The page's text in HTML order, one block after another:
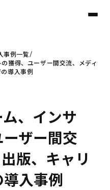
事例一覧
獲得、ユーザー間交流、メディ
導入事例
、インサ
ザー間交
版、キャリ
入事例